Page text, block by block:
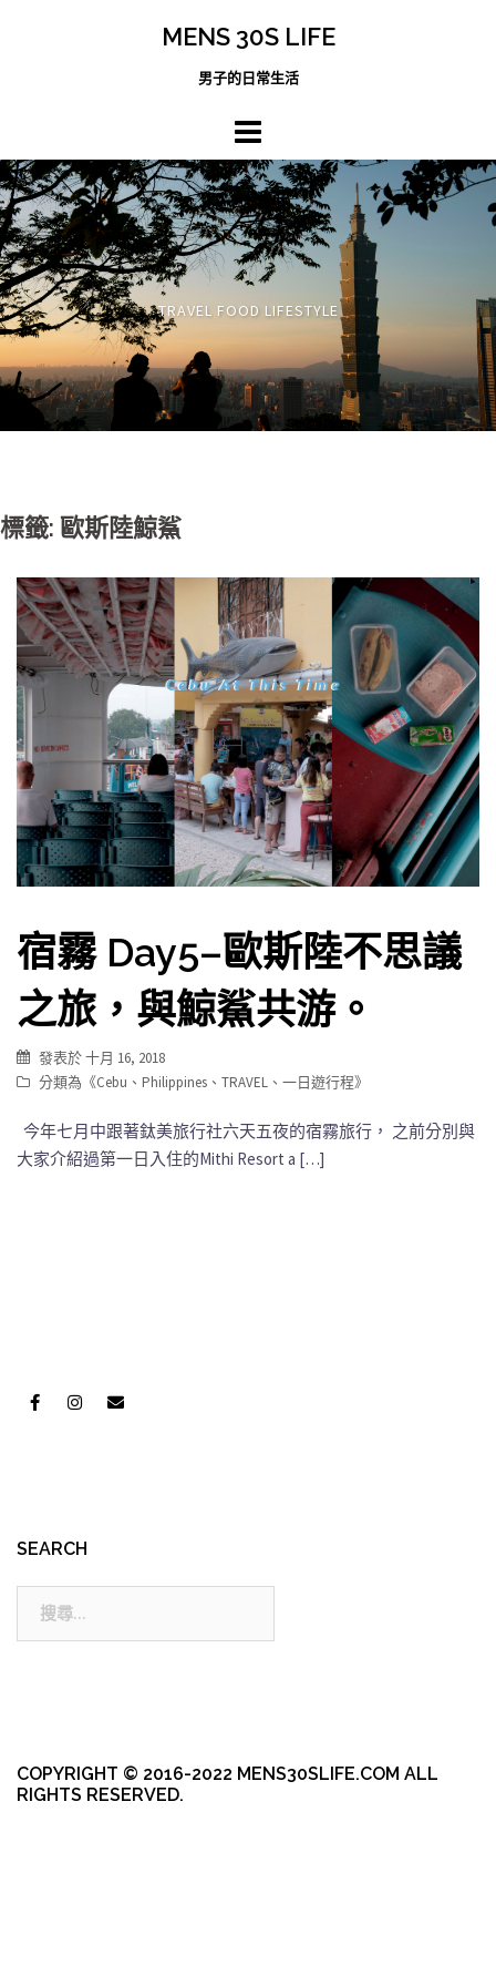
MENS 30S LIFE
男子的日常生活
TRAVEL FOOD LIFESTYLE
標籤: 歐斯陸鯨鯊
宿霧 Day5–歐斯陸不思議
之旅，與鯨鯊共游。
發表於十月 16, 2018
分類為《Cebu 、 Philippines 、 TRAVEL 、 一日遊行程》
今年七月中跟著鈦美旅行社六天五夜的宿霧旅行， 之前分別與
大家介紹過第一日入住的Mithi Resort a […]
SEARCH
COPYRIGHT © 2016-2022 MENS30SLIFE.COM ALL
RIGHTS RESERVED.